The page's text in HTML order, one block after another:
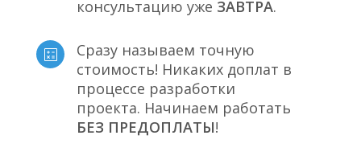
консультацию уже ЗАВТРА.
Сразу называем точную
стоимость! Никаких доплат в
процессе разработки
проекта. Начинаем работать
БЕЗ ПРЕДОПЛАТЫ!